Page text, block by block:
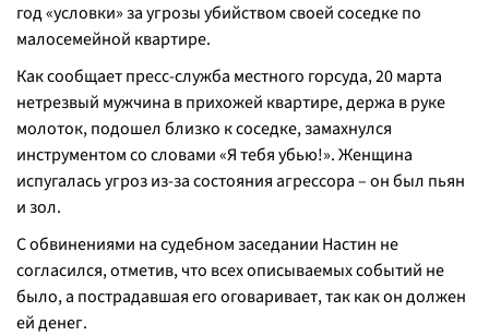
год «условки» за угрозы убийством своей соседке по
малосемейной квартире.
Как сообщает пресс-служба местного горсуда, 20 марта
нетрезвый мужчина в прихожей квартире, держа в руке
молоток, подошел близко к соседке, замахнулся
инструментом со словами «Я тебя убью!». Женщина
испугалась угроз из-за состояния агрессора – он был пьян
и зол.
С обвинениями на судебном заседании Настин не
согласился, отметив, что всех описываемых событий не
было, а пострадавшая его оговаривает, так как он должен
ей денег.